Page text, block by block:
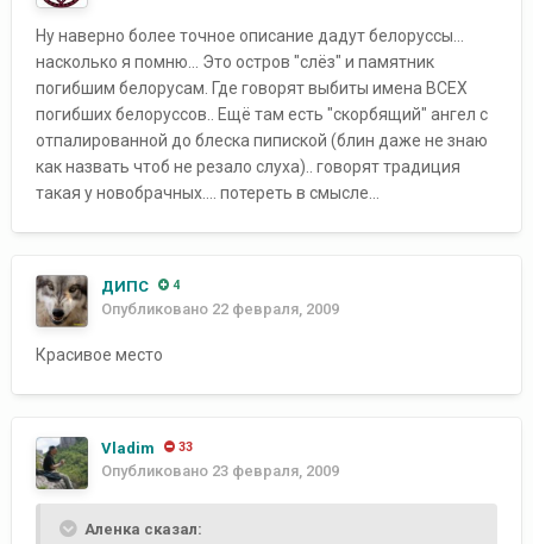
Ну наверно более точное описание дадут белоруссы...
насколько я помню... Это остров "слёз" и памятник
погибшим белорусам. Где говорят выбиты имена ВСЕХ
погибших белоруссов.. Ещё там есть "скорбящий" ангел с
отпалированной до блеска пипиской (блин даже не знаю
как назвать чтоб не резало слуха).. говорят традиция
такая у новобрачных.... потереть в смысле...
ДИПС 4
Опубликовано 22 февраля, 2009
Красивое место
Vladim 33
Опубликовано 23 февраля, 2009
Аленка сказал: